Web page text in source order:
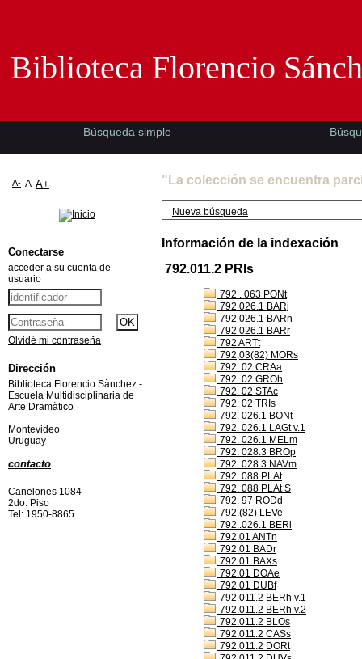
"La colección se encuentra
Nueva búsqueda
Información de la indexación
792.011.2 PRIs
792 . 063 PONt
792 026.1 BARj
792 026.1 BARn
792 026.1 BARr
792 ARTt
792,03(82) MORs
792. 02 CRAa
792. 02 GROh
792. 02 STAc
792. 02 TRIs
792. 026.1 BONt
792. 026.1 LAGt v.1
792. 026.1 MELm
792. 028.3 BROp
792. 028.3 NAVm
792. 088 PLAt
792. 088 PLAt S
792. 97 RODd
792.(82) LEVe
792..026.1 BERi
792.01 ANTn
792.01 BADr
792.01 BAXs
792.01 DOAe
792.01 DUBf
792.011.2 BERh v.1
792.011.2 BERh v.2
792.011.2 BLOs
792.011.2 CASs
792.011.2 DORt
Biblioteca Florencio
Búsqueda simple
A- A A+
Conectarse
acceder a su cuenta de
usuario
Olvidé mi contraseña
Dirección
Biblioteca Florencio Sànchez -
Escuela Multidisciplinaria de
Arte Dramàtico
Montevideo
Uruguay
contacto
Canelones 1084
2do. Piso
Tel: 1950-8865